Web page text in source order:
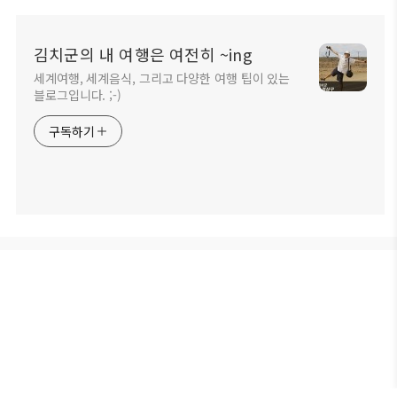
김치군의 내 여행은 여전히 ~ing
세계여행, 세계음식, 그리고 다양한 여행 팁이 있는
블로그입니다. ;-)
구독하기